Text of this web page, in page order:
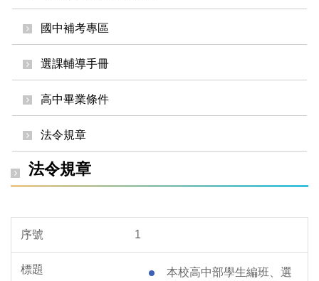
國中補考專區
選課輔導手冊
高中畢業條件
法令規章
法令規章
1
本校高中部學生編班、選